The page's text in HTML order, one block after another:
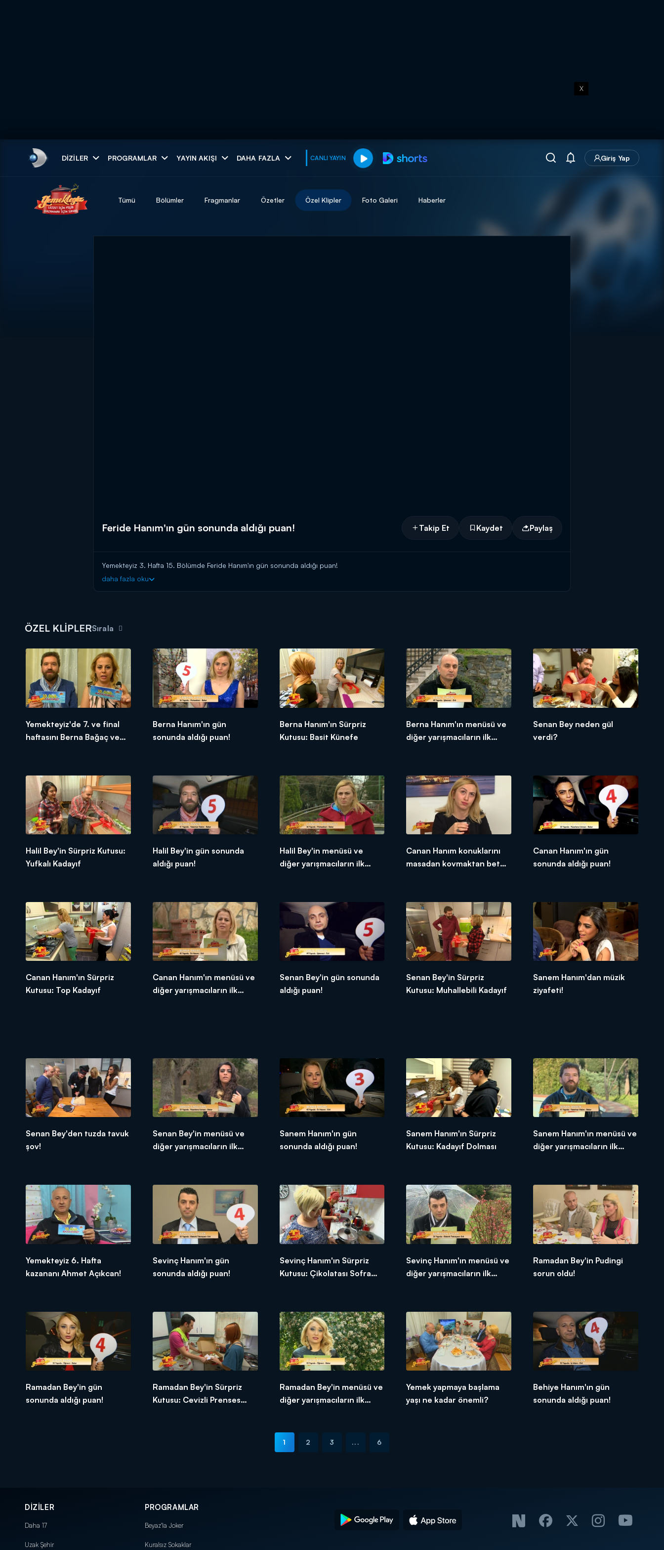
X
DIZILER PROGRAMLAR YAYIN AKIŞI DAHA FAZLA CANLI YAYIN Giriş Yap
muhteşem ikili
Tümü Bölümler Fragmanlar Özetler Özel Klipler Foto Galeri Haberler
Feride Hanım'ın gün sonunda aldığı puan! Takip Et Kaydet Paylaş
Yemekteyiz 3. Hafta 15. Bölümde Feride Hanım'ın gün sonunda aldığı puan!
daha fazla oku
ÖZEL KLİPLERSırala
Yemekteyiz'de 7. ve final
haftasını Berna Bağaç ve
Berna Hanım'ın gün
sonunda aldığı puan!
Berna Hanım'ın Sürpriz
Kutusu: Basit Künefe
Berna Hanım'ın menüsü ve
diğer yarışmacıların ilk
Senan Bey neden gül
verdi?
Halil Bey'in Sürpriz Kutusu:
Yufkalı Kadayıf
Halil Bey'in gün sonunda
aldığı puan!
Halil Bey'in menüsü ve
diğer yarışmacıların ilk
Canan Hanım konuklarını
masadan kovmaktan beter
Canan Hanım'ın gün
sonunda aldığı puan!
Canan Hanım'ın Sürpriz
Kutusu: Top Kadayıf
Canan Hanım'ın menüsü ve
diğer yarışmacıların ilk
Senan Bey'in gün sonunda
aldığı puan!
Senan Bey'in Sürpriz
Kutusu: Muhallebili Kadayıf
Sanem Hanım'dan müzik
ziyafeti!
Senan Bey'den tuzda tavuk
şov!
Senan Bey'in menüsü ve
diğer yarışmacıların ilk
Sanem Hanım'ın gün
sonunda aldığı puan!
Sanem Hanım'ın Sürpriz
Kutusu: Kadayıf Dolması
Sanem Hanım'ın menüsü ve
diğer yarışmacıların ilk
Yemekteyiz 6. Hafta
kazananı Ahmet Açıkcan!
Sevinç Hanım'ın gün
sonunda aldığı puan!
Sevinç Hanım'ın Sürpriz
Kutusu: Çikolatası Sofra
Sevinç Hanım'ın menüsü ve
diğer yarışmacıların ilk
Ramadan Bey'in Pudingi
sorun oldu!
Ramadan Bey'in gün
sonunda aldığı puan!
Ramadan Bey'in Sürpriz
Kutusu: Cevizli Prenses
Ramadan Bey'in menüsü ve
diğer yarışmacıların ilk
Yemek yapmaya başlama
yaşı ne kadar önemli?
Behiye Hanım'ın gün
sonunda aldığı puan!
1 2 3 ... 6
DİZİLER
Daha 17
Uzak Şehir
PROGRAMLAR
Beyaz'la Joker
Kuralsız Sokaklar